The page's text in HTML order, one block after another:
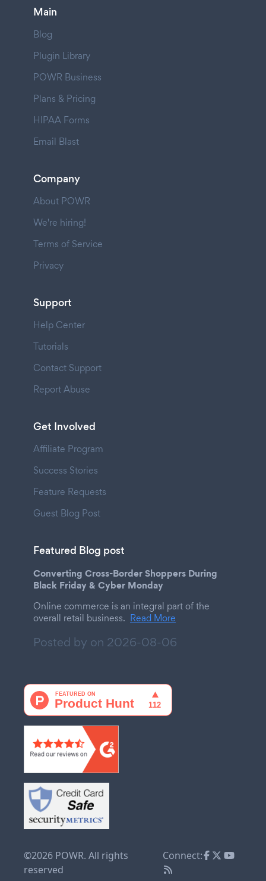
Main
Blog
Plugin Library
POWR Business
Plans & Pricing
HIPAA Forms
Email Blast
Company
About POWR
We're hiring!
Terms of Service
Privacy
Support
Help Center
Tutorials
Contact Support
Report Abuse
Get Involved
Affiliate Program
Success Stories
Feature Requests
Guest Blog Post
Featured Blog post
Converting Cross-Border Shoppers During
Black Friday & Cyber Monday
Online commerce is an integral part of the
overall retail business. Read More
Posted by on 2026-08-06
©2026 POWR. All rights
reserved
Connect: